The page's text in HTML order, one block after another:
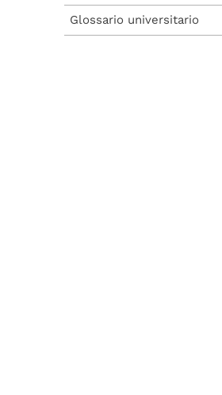
Glossario universitario